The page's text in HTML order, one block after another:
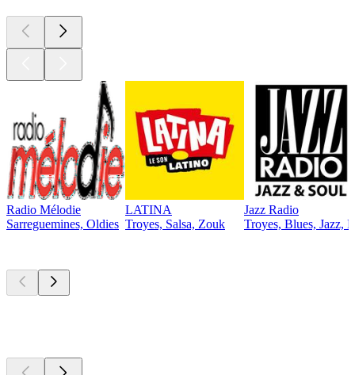
Radio Mélodie
Sarreguemines, Oldies
LATINA
Troyes, Salsa, Zouk
Jazz Radio
Troyes, Blues, Jazz,